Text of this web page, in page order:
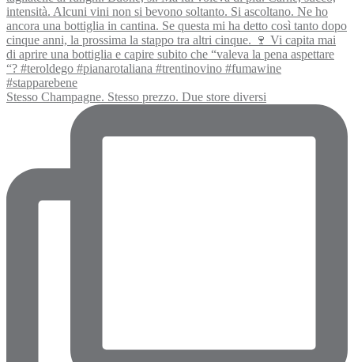
Stesso Champagne. Stesso prezzo. Due store diversi